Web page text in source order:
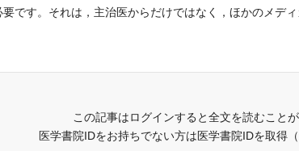
です。それは，主治医からだけではなく，ほかのメデ
この記事はログインすると全文を読むことが
医学書院IDをお持ちでない方は医学書院IDを取得（